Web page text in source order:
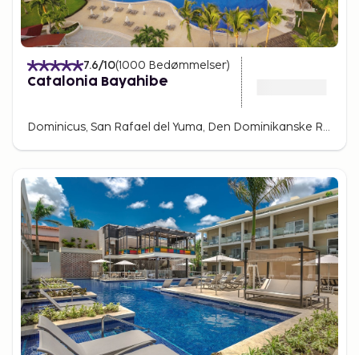
7.6/10(1000 Bedømmelser)
Catalonia Bayahibe
Dominicus, San Rafael del Yuma, Den Dominikanske Republik